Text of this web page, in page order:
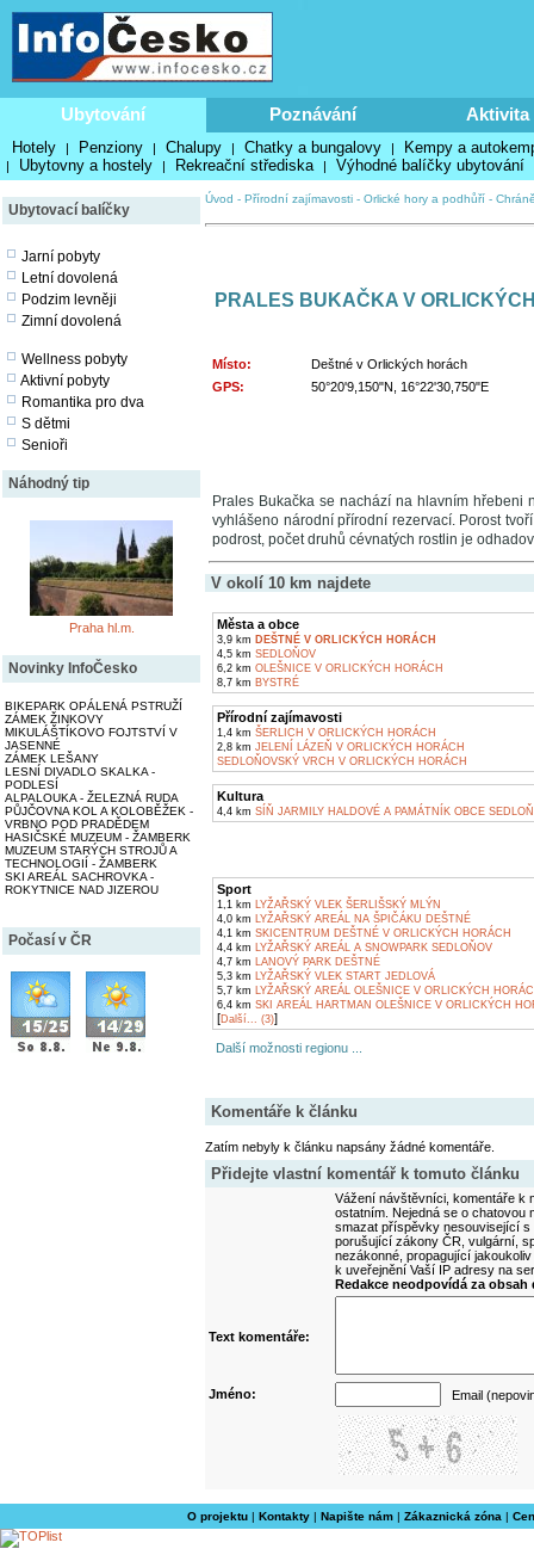
Ubytování Poznávání Aktivita
Hotely | Penziony | Chalupy | Chatky a bungalovy | Kempy a
| Ubytovny a hostely | Rekreační střediska | Výhodné balíčky ubytování
Ubytovací balíčky
Jarní pobyty
Letní dovolená
Podzim levněji
Zimní dovolená
Wellness pobyty
Aktivní pobyty
Romantika pro dva
S dětmi
Senioři
Náhodný tip
Praha hl.m.
Novinky InfoČesko
BIKEPARK OPÁLENÁ PSTRUŽÍ
ZÁMEK ŽINKOVY
MIKULÁŠTÍKOVO FOJTSTVÍ V
JASENNÉ
ZÁMEK LEŠANY
LESNÍ DIVADLO SKALKA -
PODLESÍ
ALPALOUKA - ŽELEZNÁ RUDA
PŮJČOVNA KOL A KOLOBĚŽEK -
VRBNO POD PRADĚDEM
HASIČSKÉ MUZEUM - ŽAMBERK
MUZEUM STARÝCH STROJŮ A
TECHNOLOGIÍ - ŽAMBERK
SKI AREÁL SACHROVKA -
ROKYTNICE NAD JIZEROU
Počasí v ČR
Úvod - Přírodní zajímavosti - Orlické hory a podhůří -
PRALES BUKAČKA V
Místo:
Deštné v Orlických horách
GPS:
50°20'9,150"N, 16°22'30,750"E
Prales Bukačka se nachází na hlavním
vyhlášeno národní přírodní rezervací. Porost
podrost, počet druhů cévnatých rostlin je
V okolí 10 km najdete
Města a obce
3,9 km DEŠTNÉ V ORLICKÝCH HORÁCH
4,5 km SEDLOŇOV
6,2 km OLEŠNICE V ORLICKÝCH HORÁCH
8,7 km BYSTRÉ
Přírodní zajímavosti
1,4 km ŠERLICH V ORLICKÝCH HORÁCH
2,8 km JELENÍ LÁZEŇ V ORLICKÝCH HORÁCH
SEDLOŇOVSKÝ VRCH V ORLICKÝCH HORÁCH
Kultura
4,4 km SÍŇ JARMILY HALDOVÉ A PAMÁTNÍK OBCE
Sport
1,1 km LYŽAŘSKÝ VLEK ŠERLIŠSKÝ MLÝN
4,0 km LYŽAŘSKÝ AREÁL NA ŠPIČÁKU DEŠTNÉ
4,1 km SKICENTRUM DEŠTNÉ V ORLICKÝCH HORÁCH
4,4 km LYŽAŘSKÝ AREÁL A SNOWPARK SEDLOŇOV
4,7 km LANOVÝ PARK DEŠTNÉ
5,3 km LYŽAŘSKÝ VLEK START JEDLOVÁ
5,7 km LYŽAŘSKÝ AREÁL OLEŠNICE V ORLICKÝCH
6,4 km SKI AREÁL HARTMAN OLEŠNICE V ORLICKÝCH
[Další... (3)]
Další možnosti regionu ...
Komentáře k článku
Zatím nebyly k článku napsány žádné komentáře.
Přidejte vlastní komentář k tomuto článku
Vážení návštěvníci, komentáře k
ostatním. Nejedná se o
smazat příspěvky nesouvisející
porušující zákony ČR, vulgární,
nezákonné, propagující
k uveřejnění Vaší IP adresy na
Redakce neodpovídá za
Text komentáře:
Jméno: Email
O projektu| Kontakty| Napište nám| Zákaznická zóna |